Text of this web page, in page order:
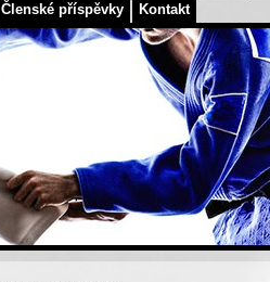
Členské příspěvky Kontakt